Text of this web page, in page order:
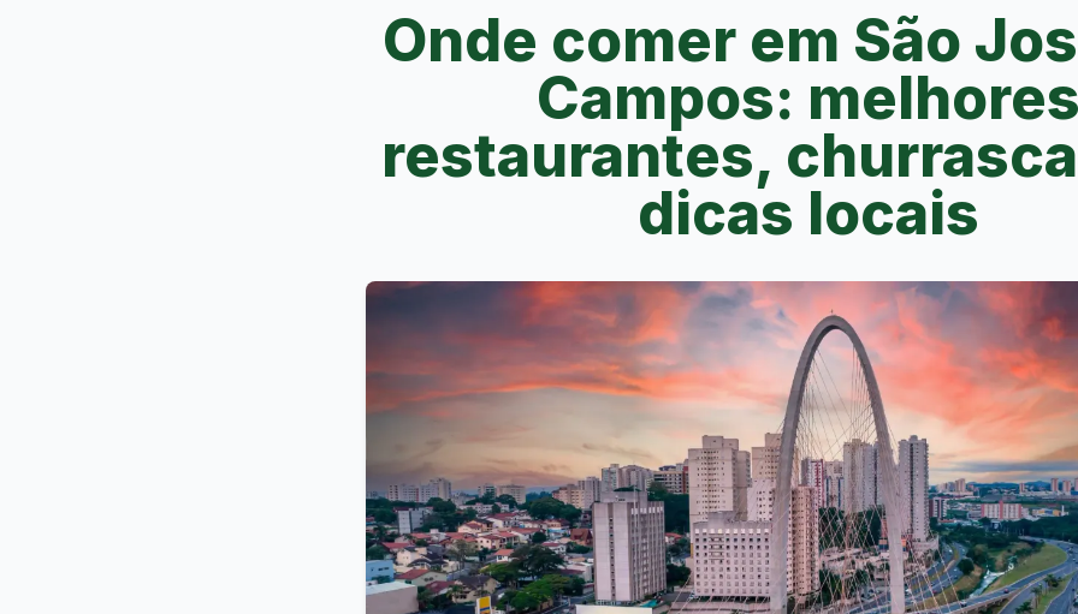
Onde comer em São
Campos:
restaurantes,
dicas locais